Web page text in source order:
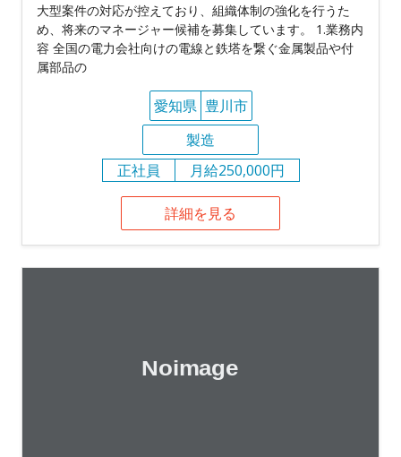
大型案件の対応が控えており、組織体制の強化を行うた
め、将来のマネージャー候補を募集しています。 1.業務内
容 全国の電力会社向けの電線と鉄塔を繋ぐ金属製品や付
属部品の
愛知県 豊川市
製造
正社員
月給250,000円
詳細を見る